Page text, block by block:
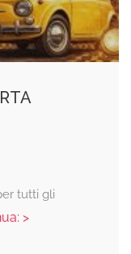
tutti gli
>